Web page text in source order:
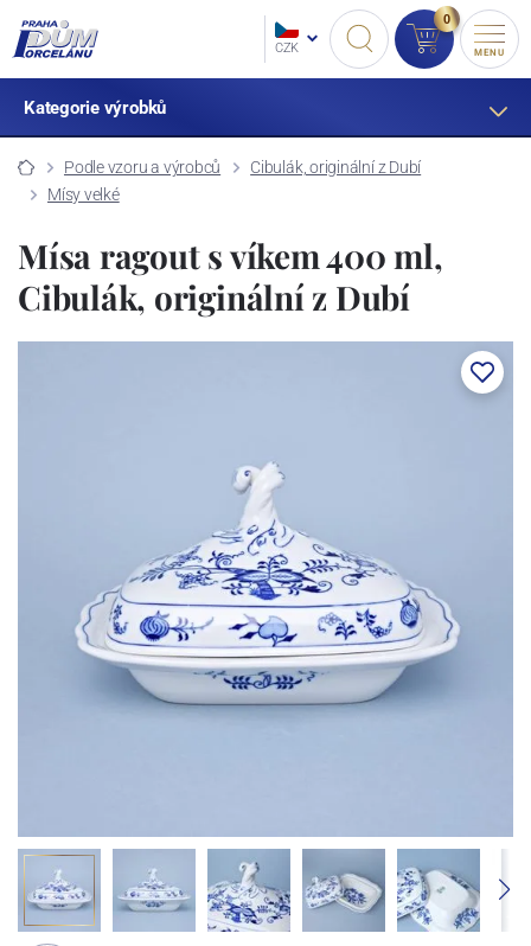
CZK
0
MENU
Kategorie výrobků
Podle vzoru a výrobců
Cibulák, originální z Dubí
Mísy velké
Mísa ragout s víkem 400 ml,
Cibulák, originální z Dubí